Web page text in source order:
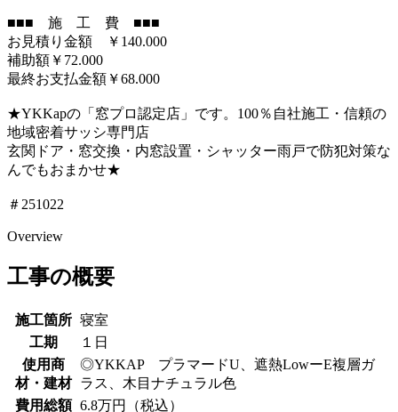
■■■ 施 工 費 ■■■
お見積り金額 ￥140.000
補助額￥72.000
最終お支払金額￥68.000
★YKKapの「窓プロ認定店」です。100％自社施工・信頼の
地域密着サッシ専門店
玄関ドア・窓交換・内窓設置・シャッター雨戸で防犯対策な
んでもおまかせ★
＃251022
Overview
工事の概要
施工箇所 寝室
工期
１日
使用商
材・建材
◎YKKAP プラマードU、遮熱LowーE複層ガ
ラス、木目ナチュラル色
費用総額 6.8万円（税込）